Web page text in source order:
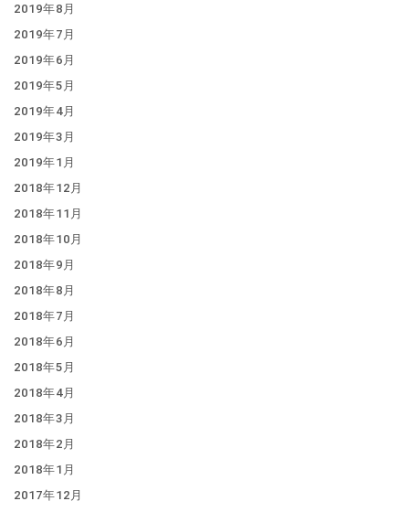
2019年8月
2019年7月
2019年6月
2019年5月
2019年4月
2019年3月
2019年1月
2018年12月
2018年11月
2018年10月
2018年9月
2018年8月
2018年7月
2018年6月
2018年5月
2018年4月
2018年3月
2018年2月
2018年1月
2017年12月